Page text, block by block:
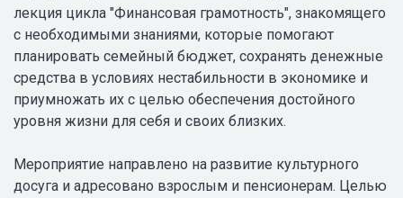
лекция цикла "Финансовая грамотность", знакомящего
с необходимыми знаниями, которые помогают
планировать семейный бюджет, сохранять денежные
средства в условиях нестабильности в экономике и
приумножать их с целью обеспечения достойного
уровня жизни для себя и своих близких.
Мероприятие направлено на развитие культурного
досуга и адресовано взрослым и пенсионерам. Целью